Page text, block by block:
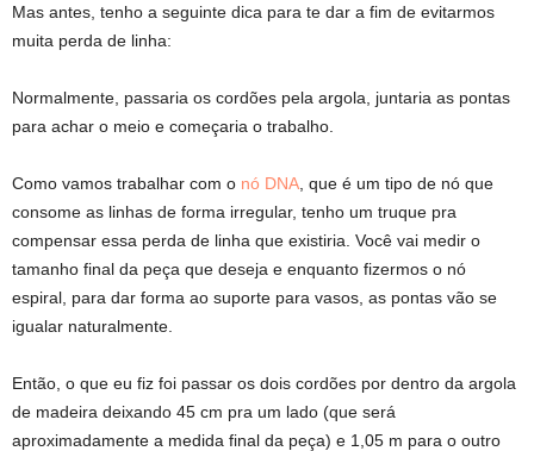
Mas antes, tenho a seguinte dica para te dar a fim de evitarmos
muita perda de linha:
Normalmente, passaria os cordões pela argola, juntaria as pontas
para achar o meio e começaria o trabalho.
Como vamos trabalhar com o nó DNA , que é um tipo de nó que
consome as linhas de forma irregular, tenho um truque pra
compensar essa perda de linha que existiria. Você vai medir o
tamanho final da peça que deseja e enquanto fizermos o nó
espiral, para dar forma ao suporte para vasos, as pontas vão se
igualar naturalmente.
Então, o que eu fiz foi passar os dois cordões por dentro da argola
de madeira deixando 45 cm pra um lado (que será
aproximadamente a medida final da peça) e 1,05 m para o outro